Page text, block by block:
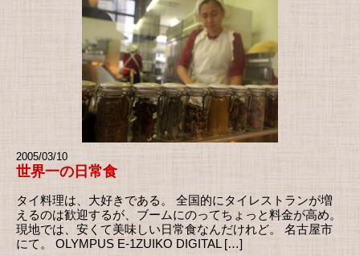
2005/03/10
世界一の日常食
タイ料理は、大好きである。 全国的にタイレストランが増
えるのは歓迎するが、ブームにのってちょっと料金が高め。
現地では、安くて美味しい日常食なんだけれど。 名古屋市
にて。 OLYMPUS E-1ZUIKO DIGITAL […]